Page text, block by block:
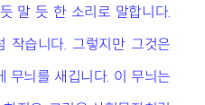
말 듯 한 소리로 말합니다.
작습니다. 그렇지만 그것은
무늬를 새깁니다. 이 무늬는